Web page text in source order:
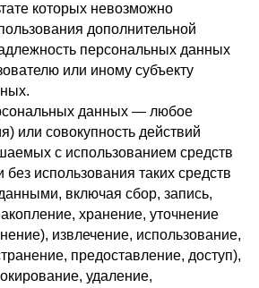
которых невозможно
дополнительной
персональных данных
или иному субъекту
данных — любое
или совокупность действий
с использованием средств
использования таких средств
включая сбор, запись,
хранение, уточнение
извлечение, использование,
предоставление, доступ),
удаление,